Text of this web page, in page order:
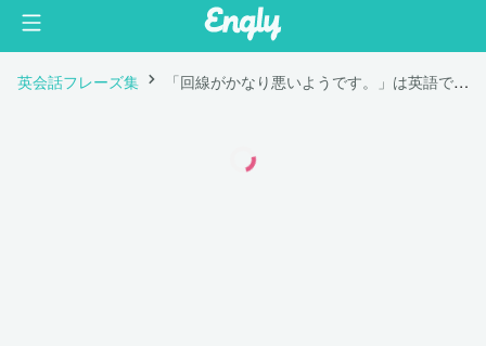
英会話フレーズ集 「回線がかなり悪いようです。」は英語で "I’m afraid the line is quite bad."